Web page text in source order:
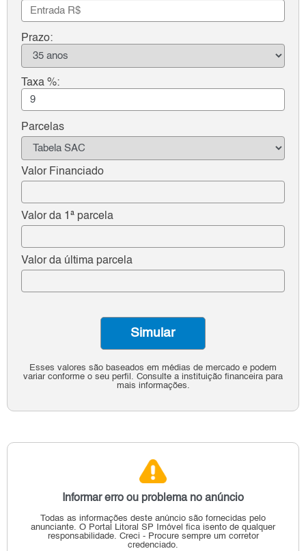
Prazo:
Taxa %:
Parcelas
Valor Financiado
Valor da 1ª parcela
Valor da última parcela
Esses valores são baseados em médias de mercado e podem
variar conforme o seu perfil. Consulte a instituição financeira para
mais informações.
Simular
Informar erro ou problema no anúncio
Todas as informações deste anúncio são fornecidas pelo
anunciante. O Portal Litoral SP Imóvel fica isento de qualquer
responsabilidade. Creci - Procure sempre um corretor
credenciado.